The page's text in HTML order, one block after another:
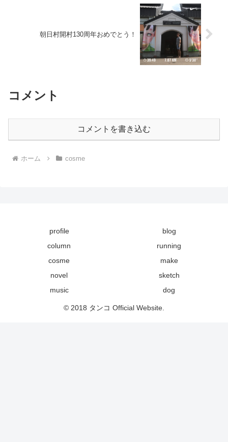
朝日村開村130周年おめでとう！
コメント
コメントを書き込む
ホーム cosme
profile
blog
column
running
cosme
make
novel
sketch
music
dog
© 2018 タンコ Official Website.